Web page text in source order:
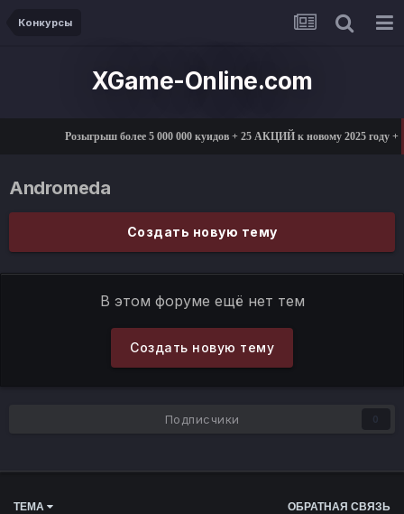
Конкурсы
XGame-Online.com
Розыгрыш более 5 000 000 куидов + 25 АКЦИЙ к новому 2025
Andromeda
Создать новую тему
В этом форуме ещё нет тем
Создать новую тему
Подписчики 0
ТЕМА ОБРАТНАЯ СВЯЗЬ